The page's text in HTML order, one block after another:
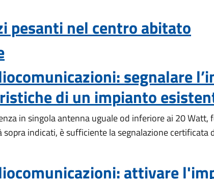
pesanti nel centro abitato
segnalare
di un impianto
in singola antenna uguale od inferiore ai 20
indicati, è sufficiente la segnalazione certificata
attivare